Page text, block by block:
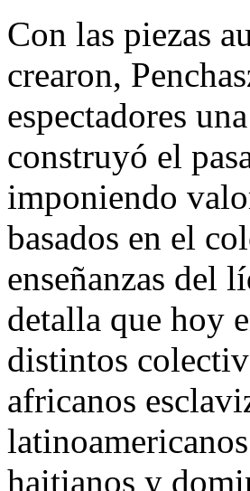
Con las piezas
crearon,
espectadores
construyó el
imponiendo
basados en el
enseñanzas del
detalla que hoy
distintos
africanos
haitianos y